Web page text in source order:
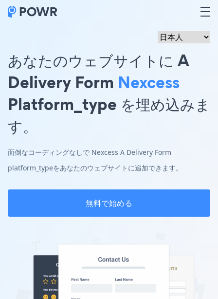
あなたのウェブサイトに A
Delivery Form Nexcess
Platform_type を埋め込みま
す。
面倒なコーディングなしで Nexcess A Delivery Form
platform_typeをあなたのウェブサイトに追加できます。
無料で始める